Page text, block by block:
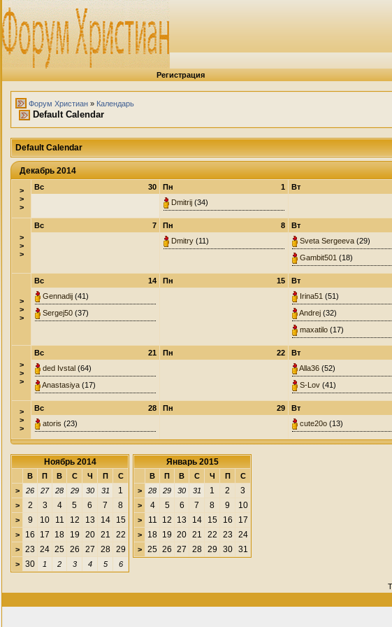
Регистрация
Форум Христиан » Календарь
Default Calendar
Default Calendar
Декабрь 2014
>
>
>
30
Вс 1
Пн
Dmitrij (34)
Вт
>
>
>
7
Вс 8
Пн
Dmitry (11)
Вт
Sveta Sergeeva (29)
Gambit501 (18)
>
>
>
14
Вс
Gennadij (41)
Sergej50 (37)
15
Пн
Вт
Irina51 (51)
Andrej (32)
maxatilo (17)
>
>
>
21
Вс
ded Ivstal (64)
Anastasiya (17)
22
Пн
Вт
Alla36 (52)
S-Lov (41)
>
>
>
28
Вс
atoris (23)
29
Пн
Вт
cute20o (13)
Ноябрь 2014
В П В С Ч П
С
>
26 27 28 29 30 31 1
> 2 3 4 5 6 7 8
> 9 10 11 12 13 14 15
> 16 17 18 19 20 21 22
> 23 24 25 26 27 28 29
> 30 1 2 3 4 5 6
Январь 2015
В П В С Ч П
С
>
28 29 30 31 1 2 3
> 4 5 6 7 8 9 10
> 11 12 13 14 15 16 17
> 18 19 20 21 22 23 24
> 25 26 27 28 29 30 31